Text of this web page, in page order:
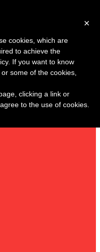
×
cookies, which are
to achieve the
If you want to know
some of the cookies,
clicking a link or
to the use of cookies.